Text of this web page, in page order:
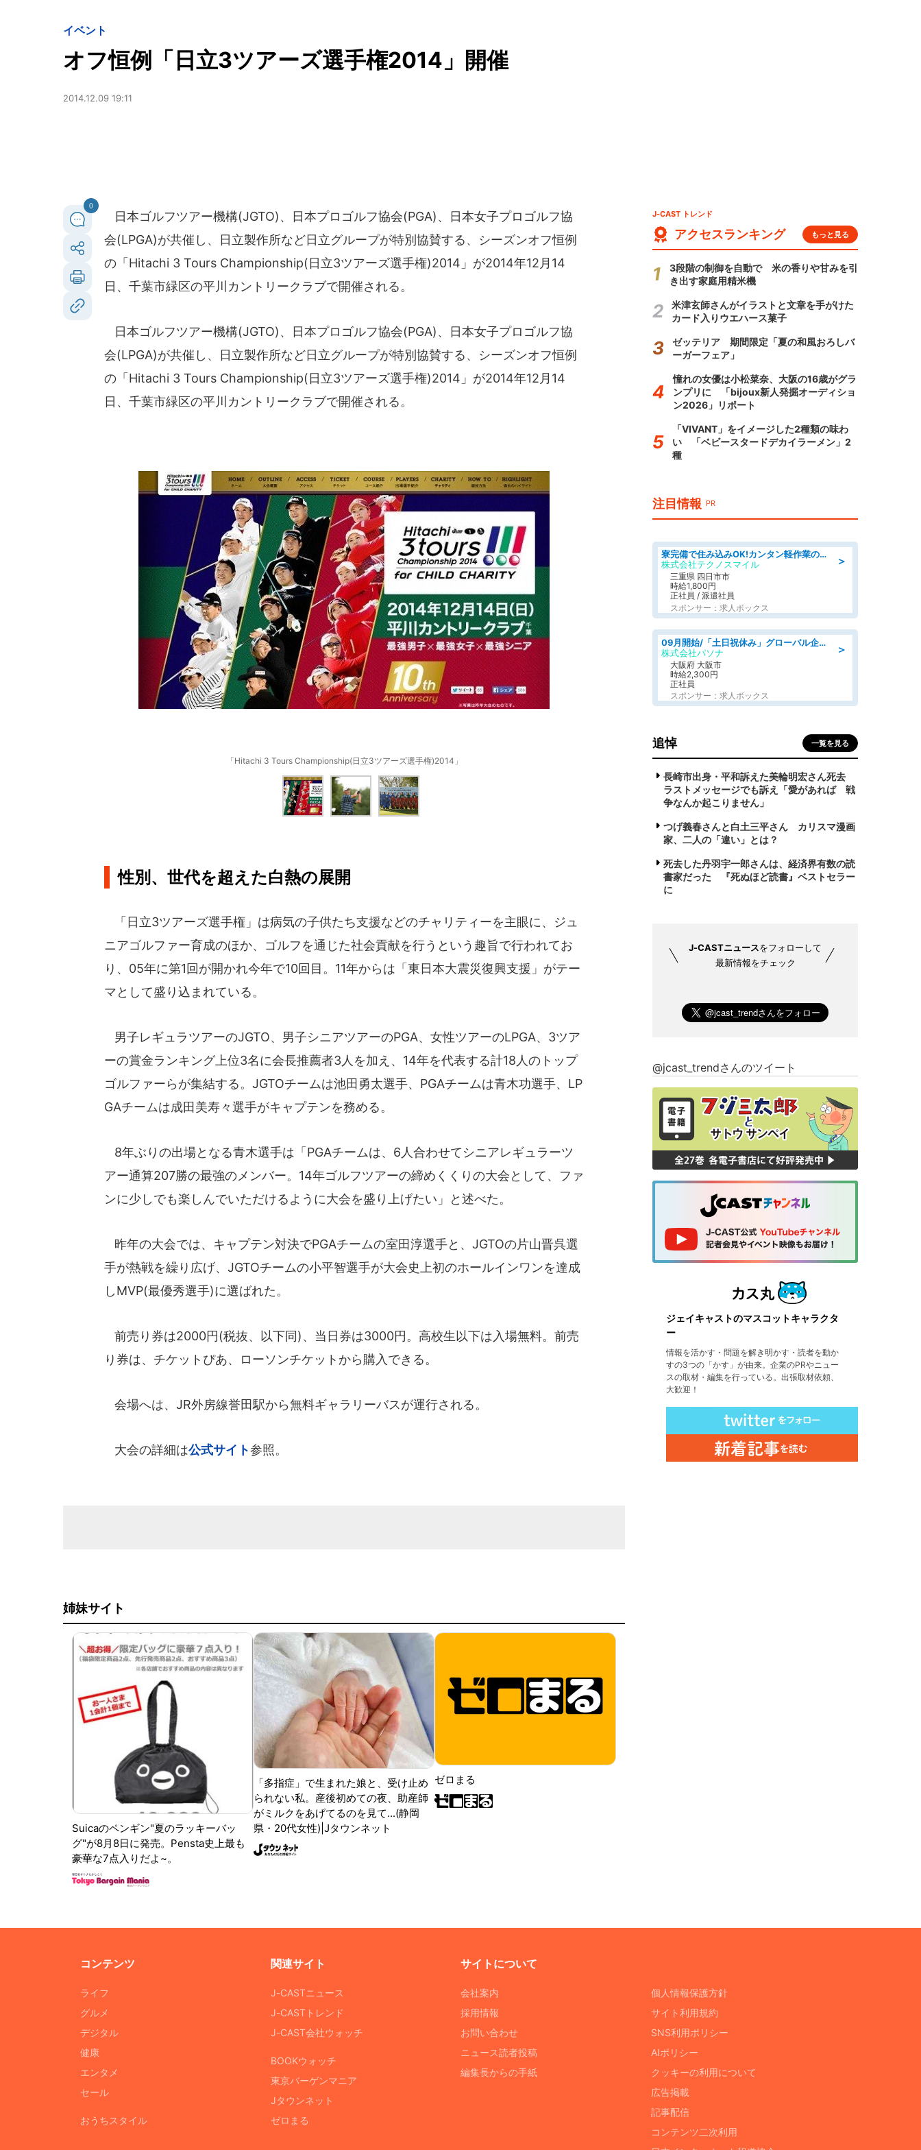
イベント
オフ恒例「日立3ツアーズ選手権2014」開催
2014.12.09 19:11
0
日本ゴルフツアー機構(JGTO)、日本プロゴルフ協会(PGA)、日本女子プロゴルフ協
会(LPGA)が共催し、日立製作所など日立グループが特別協賛する、シーズンオフ恒例
の「Hitachi 3 Tours Championship(日立3ツアーズ選手権)2014」が2014年12月14
日、千葉市緑区の平川カントリークラブで開催される。
日本ゴルフツアー機構(JGTO)、日本プロゴルフ協会(PGA)、日本女子プロゴルフ協
会(LPGA)が共催し、日立製作所など日立グループが特別協賛する、シーズンオフ恒例
の「Hitachi 3 Tours Championship(日立3ツアーズ選手権)2014」が2014年12月14
日、千葉市緑区の平川カントリークラブで開催される。
「Hitachi 3 Tours Championship(日立3ツアーズ選手権)2014」
性別、世代を超えた白熱の展開
「日立3ツアーズ選手権」は病気の子供たち支援などのチャリティーを主眼に、ジュ
ニアゴルファー育成のほか、ゴルフを通じた社会貢献を行うという趣旨で行われてお
り、05年に第1回が開かれ今年で10回目。11年からは「東日本大震災復興支援」がテー
マとして盛り込まれている。
男子レギュラツアーのJGTO、男子シニアツアーのPGA、女性ツアーのLPGA、3ツア
ーの賞金ランキング上位3名に会長推薦者3人を加え、14年を代表する計18人のトップ
ゴルファーらが集結する。JGTOチームは池田勇太選手、PGAチームは青木功選手、LP
GAチームは成田美寿々選手がキャプテンを務める。
8年ぶりの出場となる青木選手は「PGAチームは、6人合わせてシニアレギュラーツ
アー通算207勝の最強のメンバー。14年ゴルフツアーの締めくくりの大会として、ファ
ンに少しでも楽しんでいただけるように大会を盛り上げたい」と述べた。
昨年の大会では、キャプテン対決でPGAチームの室田淳選手と、JGTOの片山晋呉選
手が熱戦を繰り広げ、JGTOチームの小平智選手が大会史上初のホールインワンを達成
しMVP(最優秀選手)に選ばれた。
前売り券は2000円(税抜、以下同)、当日券は3000円。高校生以下は入場無料。前売
り券は、チケットぴあ、ローソンチケットから購入できる。
会場へは、JR外房線誉田駅から無料ギャラリーバスが運行される。
大会の詳細は公式サイト参照。
姉妹サイト
Suicaのペンギン"夏のラッキーバッ
グ"が8月8日に発売。Pensta史上最も
豪華な7点入りだよ~。
「多指症」で生まれた娘と、受け止め
られない私。産後初めての夜、助産師
がミルクをあげてるのを見て...(静岡
県・20代女性)|Jタウンネット
ゼロまる
J-CAST トレンド
アクセスランキング もっと見る
3段階の制御を自動で 米の香りや甘みを引
き出す家庭用精米機
米津玄師さんがイラストと文章を手がけた
カード入りウエハース菓子
ゼッテリア 期間限定「夏の和風おろしバ
ーガーフェア」
憧れの女優は小松菜奈、大阪の16歳がグラ
ンプリに 「bijoux新人発掘オーディショ
ン2026」リポート
「VIVANT」をイメージした2種類の味わ
い 「ベビースタードデカイラーメン」2
種
注目情報 PR
＞
寮完備で住み込みOK!カンタン軽作業のお仕事 denso aichi
株式会社テクノスマイル
三重県 四日市市
時給1,800円
正社員 / 派遣社員
スポンサー：求人ボックス
＞
09月開始/「土日祝休み」グローバル企業での産業保健のお仕事/保健師/高時給/残業なし/服装自由
株式会社パソナ
大阪府 大阪市
時給2,300円
正社員
スポンサー：求人ボックス
追悼 一覧を見る
長崎市出身・平和訴えた美輪明宏さん死去
ラストメッセージでも訴え「愛があれば 戦
争なんか起こりません」
つげ義春さんと白土三平さん カリスマ漫画
家、二人の「違い」とは？
死去した丹羽宇一郎さんは、経済界有数の読
書家だった 『死ぬほど読書』ベストセラー
に
J-CASTニュースをフォローして
最新情報をチェック
@jcast_trendさんのツイート
ジェイキャストのマスコットキャラクタ
ー
情報を活かす・問題を解き明かす・読者を動か
すの3つの「かす」が由来。企業のPRやニュー
スの取材・編集を行っている。出張取材依頼、
大歓迎！
コンテンツ
ライフ
グルメ
デジタル
健康
エンタメ
セール
おうちスタイル
関連サイト
J-CASTニュース
J-CASTトレンド
J-CAST会社ウォッチ
BOOKウォッチ
東京バーゲンマニア
Jタウンネット
ゼロまる
サイトについて
会社案内
採用情報
お問い合わせ
ニュース読者投稿
編集長からの手紙
個人情報保護方針
サイト利用規約
SNS利用ポリシー
AIポリシー
クッキーの利用について
広告掲載
記事配信
コンテンツ二次利用